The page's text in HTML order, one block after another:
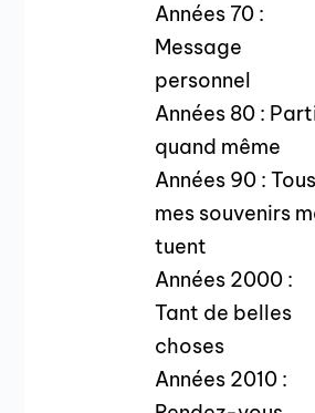
Années 70 :
Message
personnel
Années 80 :
quand même
Années 90 : Tous
mes souvenirs
tuent
Années 2000 :
Tant de belles
choses
Années 2010 :